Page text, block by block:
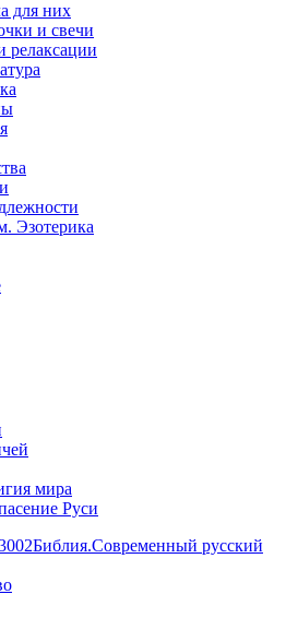
для них
и свечи
релаксации
Эзотерика
мира
Руси
Библия.Современный русский